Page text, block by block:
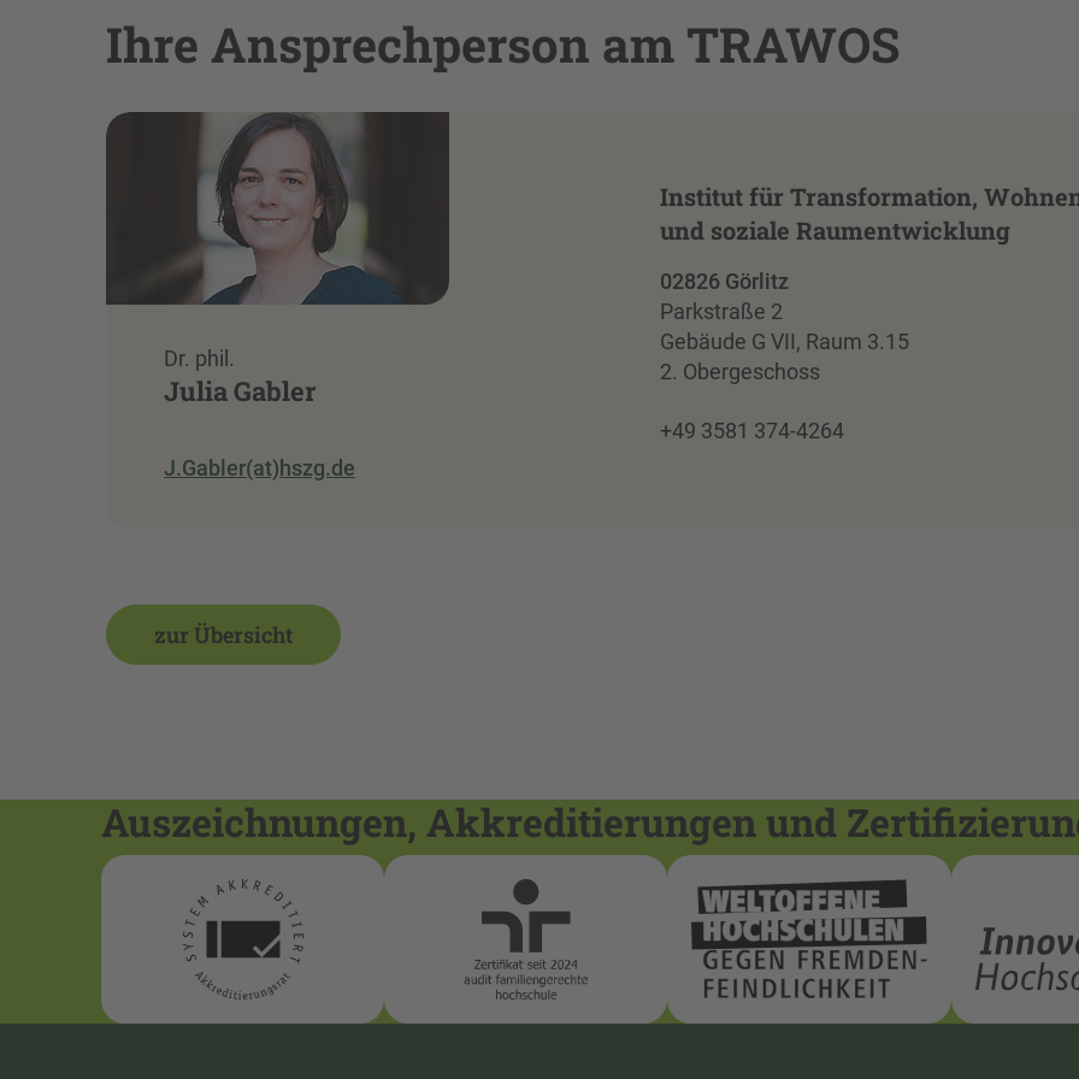
Ihre Ansprechperson am TRAWOS
Dr. phil.
Julia Gabler
J.Gabler(at)hszg.de
Institut für Transformation,
und soziale Raumentwicklung
02826 Görlitz
Parkstraße 2
Gebäude G VII, Raum 3.15
2. Obergeschoss
+49 3581 374-4264
zur Übersicht
Auszeichnungen, Akkreditierungen und